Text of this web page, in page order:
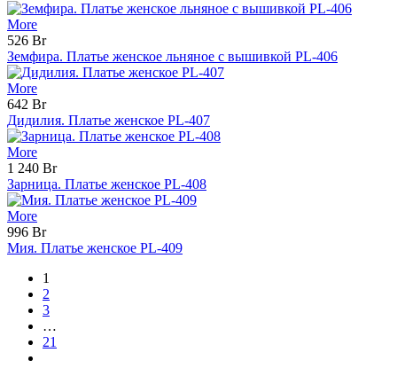
More
526 Br
Земфира. Платье женское льняное с вышивкой PL-406
More
642 Br
Дидилия. Платье женское PL-407
More
1 240 Br
Зарница. Платье женское PL-408
More
996 Br
Мия. Платье женское PL-409
1
2
3
…
21